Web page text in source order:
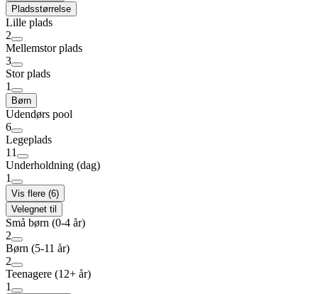
Pladsstørrelse
Lille plads
2
Mellemstor plads
3
Stor plads
1
Børn
Udendørs pool
6
Legeplads
11
Underholdning (dag)
1
Vis flere (6)
Velegnet til
Små børn (0-4 år)
2
Børn (5-11 år)
2
Teenagere (12+ år)
1